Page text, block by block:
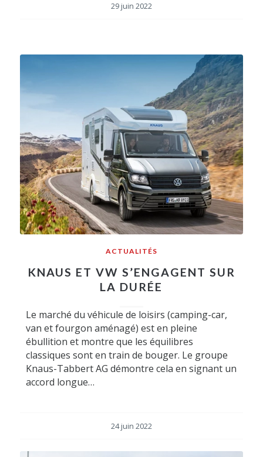
29 juin 2022
ACTUALITÉS
KNAUS ET VW S’ENGAGENT SUR
LA DURÉE
Le marché du véhicule de loisirs (camping-car,
van et fourgon aménagé) est en pleine
ébullition et montre que les équilibres
classiques sont en train de bouger. Le groupe
Knaus-Tabbert AG démontre cela en signant un
accord longue…
24 juin 2022